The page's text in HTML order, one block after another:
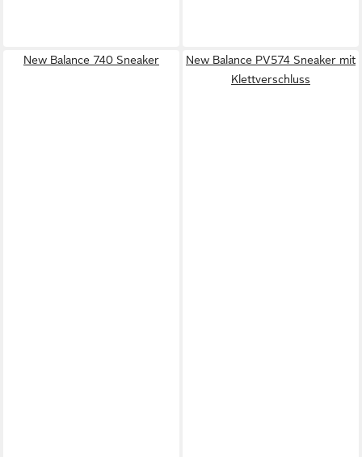
New Balance 740 Sneaker
New Balance PV574 Sneaker mit
Klettverschluss